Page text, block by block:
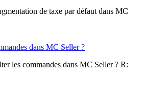
de taxe par défaut dans MC
dans MC Seller ?
les commandes dans MC Seller ? R: